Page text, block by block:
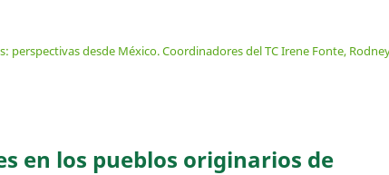
perspectivas desde México. Coordinadores del TC Irene Fonte,
en los pueblos originarios de